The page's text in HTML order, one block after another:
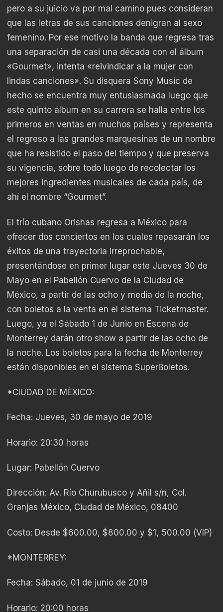
pero a su juicio va por mal camino pues consideran
que las letras de sus canciones denigran al sexo
femenino. Por ese motivo la banda que regresa tras
una separación de casi una década con el álbum
«Gourmet», intenta «reivindicar a la mujer con
lindas canciones». Su disquera Sony Music de
hecho se encuentra muy entusiasmada luego que
este quinto álbum en su carrera se halla entre los
primeros en ventas en muchos países y representa
el regreso a las grandes marquesinas de un nombre
que ha resistido el paso del tiempo y que preserva
su vigencia, sobre todo luego de recolectar los
mejores ingredientes musicales de cada país, de
ahí el nombre “Gourmet”.
El trío cubano Orishas regresa a México para
ofrecer dos conciertos en los cuales repasarán los
éxitos de una trayectoria irreprochable,
presentándose en primer lugar este Jueves 30 de
Mayo en el Pabellón Cuervo de la Ciudad de
México, a partir de las ocho y media de la noche,
con boletos a la venta en el sistema Ticketmaster.
Luego, ya el Sábado 1 de Junio en Escena de
Monterrey darán otro show a partir de las ocho de
la noche. Los boletos para la fecha de Monterrey
están disponibles en el sistema SuperBoletos.
*CIUDAD DE MÉXICO:
Fecha: Jueves, 30 de mayo de 2019
Horario: 20:30 horas
Lugar: Pabellón Cuervo
Dirección: Av. Río Churubusco y Añil s/n, Col.
Granjas México, Ciudad de México, 08400
Costo: Desde $600.00, $800.00 y $1, 500.00 (VIP)
*MONTERREY:
Fecha: Sábado, 01 de junio de 2019
Horario: 20:00 horas